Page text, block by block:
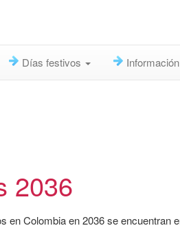
Días festivos
2036
en Colombia en 2036 se encuentran